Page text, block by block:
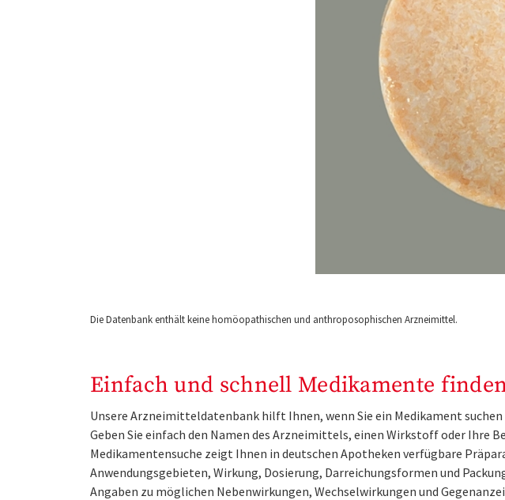
Die Datenbank enthält keine homöopathischen und anthroposophischen Arzneimittel.
Einfach und schnell Medikamente
Unsere Arzneimitteldatenbank hilft Ihnen, wenn Sie ein Medikament
Geben Sie einfach den Namen des Arzneimittels, einen Wirkstoff oder Ihre
Medikamentensuche zeigt Ihnen in deutschen Apotheken verfügbare
Anwendungsgebieten, Wirkung, Dosierung, Darreichungsformen und
Angaben zu möglichen Nebenwirkungen, Wechselwirkungen und